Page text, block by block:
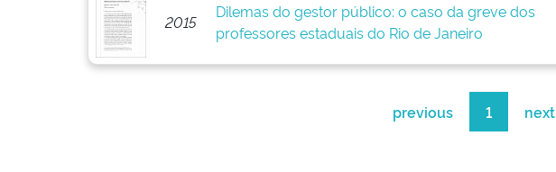
2015
Dilemas do gestor público: o caso da greve dos
professores estaduais do Rio de Janeiro
previous 1 next